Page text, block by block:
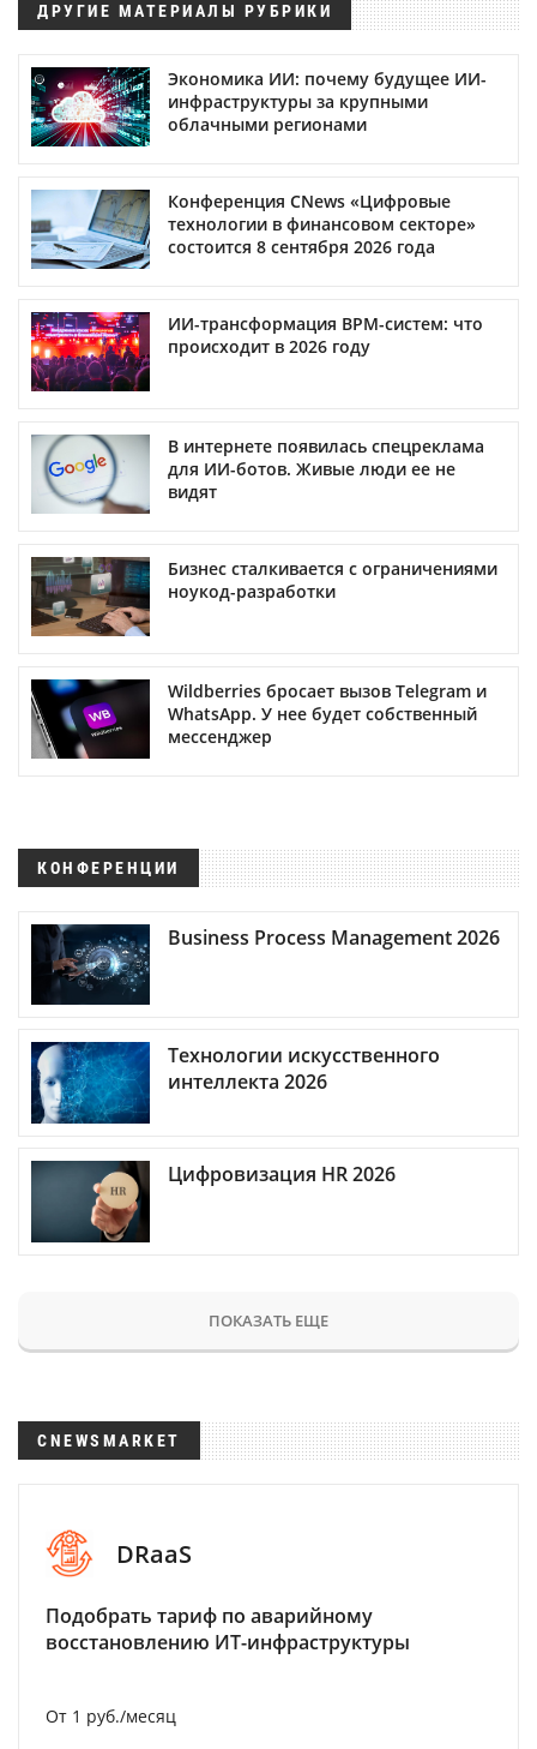
ДРУГИЕ МАТЕРИАЛЫ РУБРИКИ
Экономика ИИ: почему будущее ИИ-
инфраструктуры за крупными
облачными регионами
Конференция CNews «Цифровые
технологии в финансовом секторе»
состоится 8 сентября 2026 года
ИИ-трансформация BPM-систем: что
происходит в 2026 году
В интернете появилась спецреклама
для ИИ-ботов. Живые люди ее не
видят
Бизнес сталкивается с ограничениями
ноукод-разработки
Wildberries бросает вызов Telegram и
WhatsApp. У нее будет собственный
мессенджер
КОНФЕРЕНЦИИ
Business Process Management 2026
Технологии искусственного
интеллекта 2026
Цифровизация HR 2026
ПОКАЗАТЬ ЕЩЕ
CNEWSMARKET
DRaaS
Подобрать тариф по аварийному
восстановлению ИТ-инфраструктуры
От 1 руб./месяц